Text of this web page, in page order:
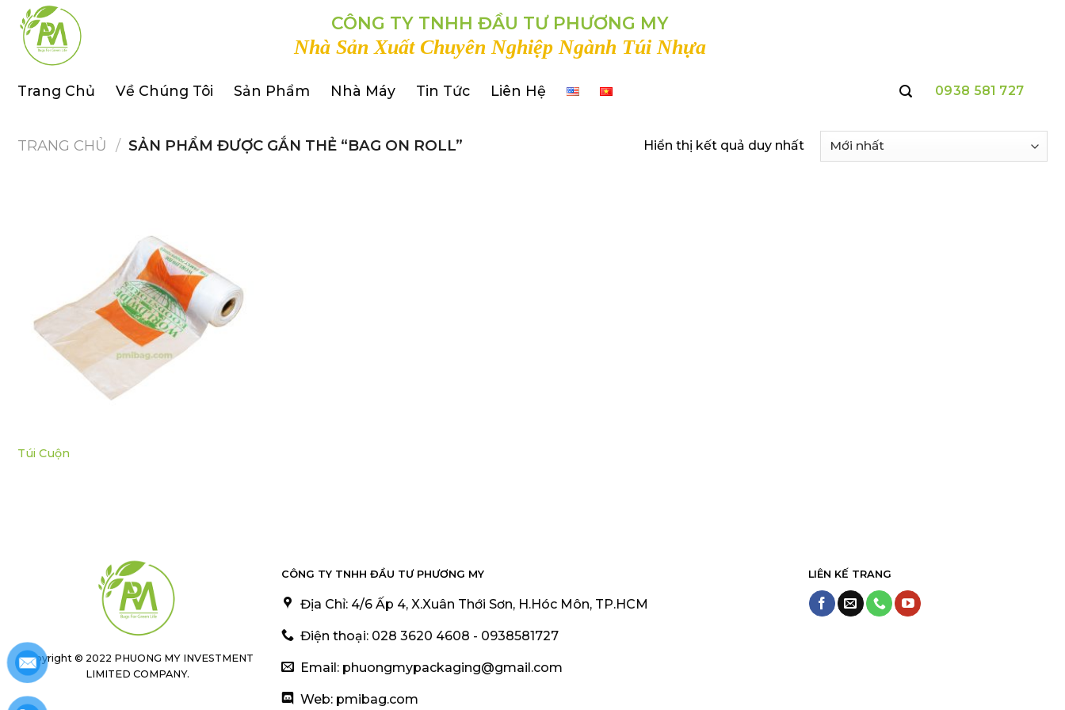
Skip
content
CÔNG TY TNHH ĐẦU TƯ PHƯƠNG MY
Nhà Sản Xuất Chuyên Nghiệp Ngành Túi Nhựa
Trang Chủ Về Chúng Tôi Sản Phẩm Nhà Máy Tin Tức Liên Hệ 0938 581 727
TRANG CHỦ / SẢN PHẨM ĐƯỢC GẮN THẺ “BAG ON ROLL” Hiển thị kết quả duy nhất
Túi Cuộn
Copyright © 2022 PHUONG MY INVESTMENT
LIMITED COMPANY.
CÔNG TY TNHH ĐẦU TƯ PHƯƠNG MY
Địa Chỉ: 4/6 Ấp 4, X.Xuân Thới Sơn, H.Hóc Môn, TP.HCM
Điện thoại: 028 3620 4608 - 0938581727
Email: phuongmypackaging@gmail.com
Web: pmibag.com
LIÊN KẾ TRANG